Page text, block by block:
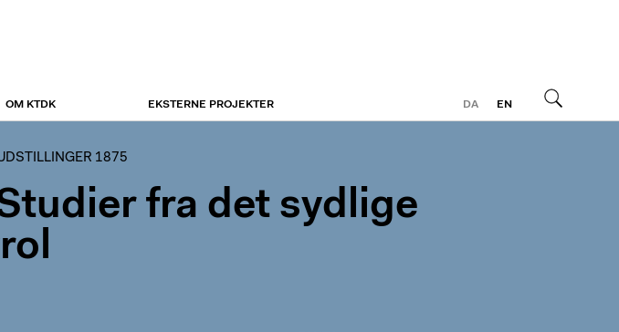
DA
EN
OM KTDK EKSTERNE PROJEKTER
1875
fra det sydlige